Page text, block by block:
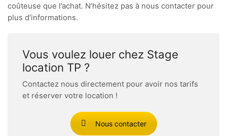
coûteuse que l’achat. N’hésitez pas à nous contacter pour
plus d’informations.
Vous voulez louer chez Stage
location TP ?
Contactez nous directement pour avoir nos tarifs
et réserver votre location !
Nous contacter